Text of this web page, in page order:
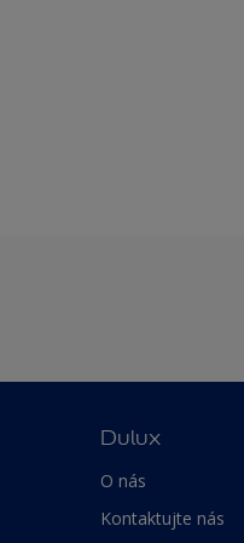
Dulux
O nás
Kontaktujte nás